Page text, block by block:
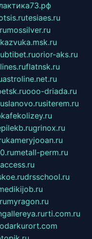
tesiaes.ru
mossilver.ru
orior-aks.ru
flatnsk.ru
astroline.net.ru
ooo-driada.ru
siterem.ru
kafekolizey.ru
grinox.ru
kameryjooan.ru
metall-perm.ru
drsschool.ru
myragon.ru
rti.com.ru